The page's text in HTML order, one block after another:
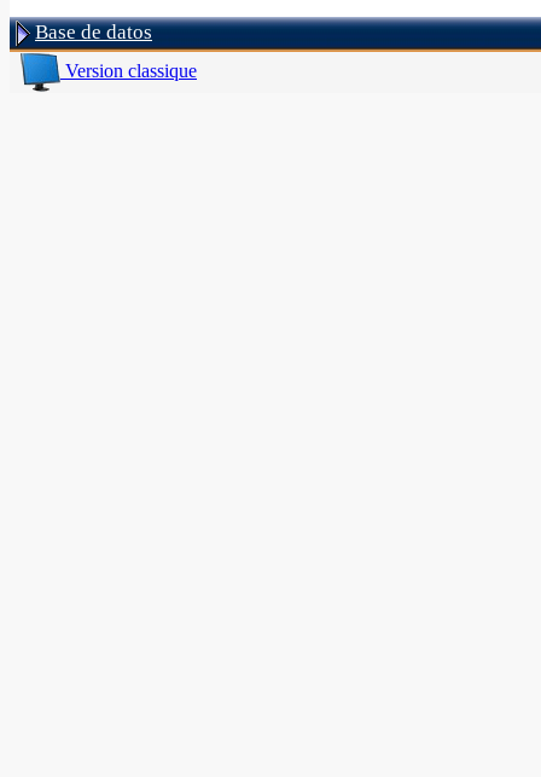
Base de datos
Version classique